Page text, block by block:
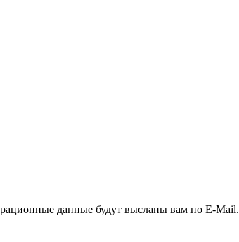
данные будут высланы вам по E-Mail.